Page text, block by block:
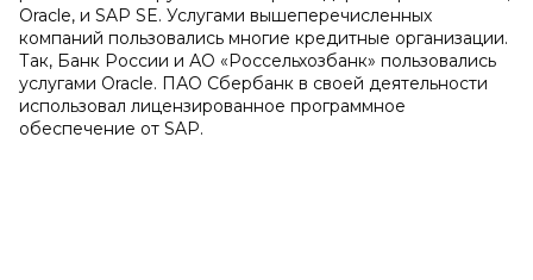
Oracle, и SAP SE. Услугами вышеперечисленных
компаний пользовались многие кредитные организации.
Так, Банк России и АО «Россельхозбанк» пользовались
услугами Oracle. ПАО Сбербанк в своей деятельности
использовал лицензированное программное
обеспечение от SAP.